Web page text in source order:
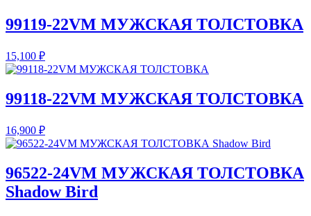
99119-22VM МУЖСКАЯ ТОЛСТОВКА
15,100 ₽
99118-22VM МУЖСКАЯ ТОЛСТОВКА
16,900 ₽
96522-24VM МУЖСКАЯ ТОЛСТОВКА
Shadow Bird